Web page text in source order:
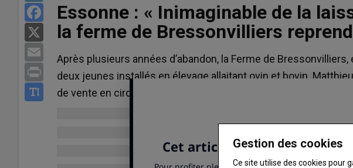
Facebook
Print
Essonne : « Inimaginable de la
la ferme de Bressonvilliers
Après plusieurs années d’abandon, la Ferme de
deux jeunes installés en élevage allaitant ovin et bovin.
de vente en circuit court d’agneaux d’herbe.
Gestion des cookies
Ce site utilise des cookies pour